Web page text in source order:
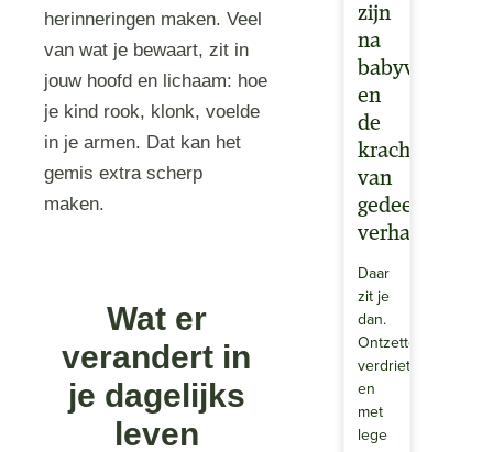
herinneringen maken. Veel
van wat je bewaart, zit in
jouw hoofd en lichaam: hoe
je kind rook, klonk, voelde
in je armen. Dat kan het
gemis extra scherp
maken.
Wat er
verandert in
je dagelijks
leven
zijn
na
babyverlies
en
de
kracht
van
gedeelde
verhalen.
Daar
zit je
dan.
Ontzettend
verdrietig
en
met
lege